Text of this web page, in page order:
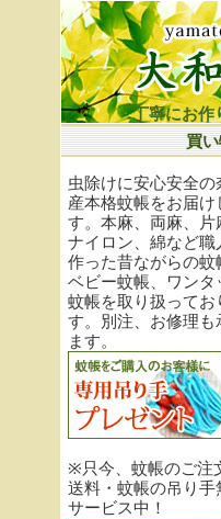
丁寧にお作
買
虫除けに安心安全の
産本格蚊帳をお届け
す。本麻、両麻、片
ナイロン、綿など職
作った昔ながらの蚊
ベビー蚊帳、ワンタ
蚊帳を取り扱ってお
す。別注、お修理も
ます。
※只今、蚊帳のご注
送料・蚊帳の吊り手
サービス中！